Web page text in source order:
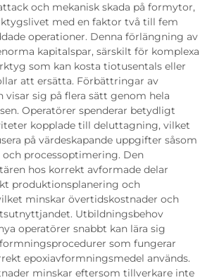
och mekanisk skada på formytor,
med en faktor två till fem
operationer. Denna förlängning av
kapitalspar, särskilt för komplexa
som kan kosta tiotusentals eller
att ersätta. Förbättringar av
visar sig på flera sätt genom hela
Operatörer spenderar betydligt
kopplade till deluttagning, vilket
på värdeskapande uppgifter såsom
processoptimering. Den
hos korrekt avformade delar
produktionsplanering och
minskar övertidskostnader och
Utbildningsbehov
operatörer snabbt kan lära sig
som fungerar
epoxiavformningsmedel används.
minskar eftersom tillverkare inte